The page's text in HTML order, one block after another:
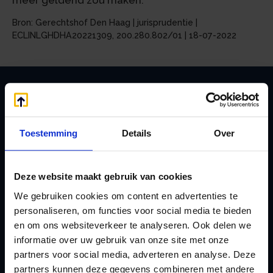
Toestemming Details Over
Deze website maakt gebruik van cookies
We gebruiken cookies om content en advertenties te
personaliseren, om functies voor social media te bieden
en om ons websiteverkeer te analyseren. Ook delen we
informatie over uw gebruik van onze site met onze
partners voor social media, adverteren en analyse. Deze
partners kunnen deze gegevens combineren met andere
Bron: Gerechtshof Den Haag | jurisprudentie |
ECLINLGHDHA20221309, 200.280.802/01 | 18-07-2022
Zoeken
Handige links
Afkoop Stamrecht
Belastingdienst
doorgeven
Jaarstukken opstellen
L
Lenen van de BV
Lijfrente BV
Liquidatie Pensioen BV